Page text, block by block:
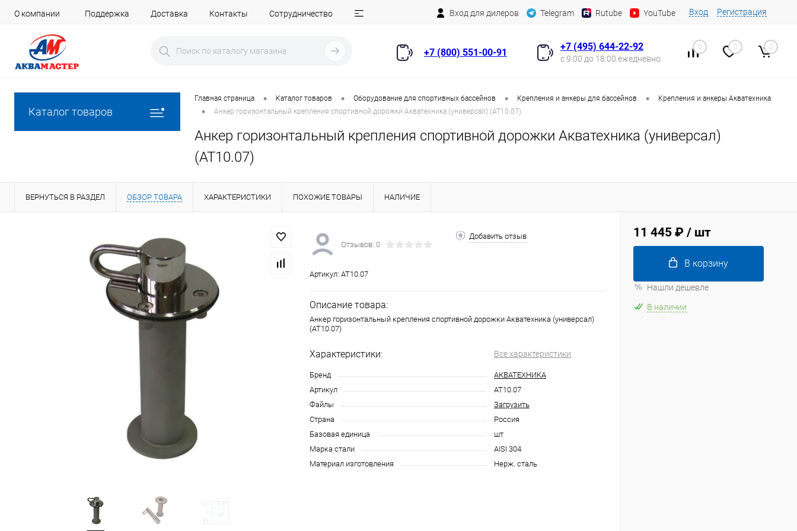
О компании Поддержка Доставка Контакты Сотрудничество Вход для дилеров Telegram Rutube YouTube Вход Регистрация
+7 (800) 551-00-91
+7 (495) 644-22-92
с 9:00 до 18:00 ежедневно
0 0 0
Каталог товаров
Главная страница • Каталог товаров • Оборудование для спортивных бассейнов • Крепления и анкеры для бассейнов • Крепления и анкеры Акватехника
• Анкер горизонтальный крепления спортивной дорожки Акватехника (универсал) (AT10.07)
Анкер горизонтальный крепления спортивной дорожки Акватехника (универсал)
(AT10.07)
ВЕРНУТЬСЯ В РАЗДЕЛ ОБЗОР ТОВАРА ХАРАКТЕРИСТИКИ ПОХОЖИЕ ТОВАРЫ НАЛИЧИЕ
Отзывов: 0
Добавить отзыв
Артикул: AT10.07
Описание товара:
Анкер горизонтальный крепления спортивной дорожки Акватехника (универсал)
(AT10.07)
Характеристики: Все характеристики
Бренд
АКВАТЕХНИКА
Артикул
AT10.07
Файлы
Загрузить
Страна
Россия
Базовая единица
шт
Марка стали
AISI 304
Материал изготовления
Нерж. сталь
11 445 ₽ / шт
В корзину
Нашли дешевле
В наличии